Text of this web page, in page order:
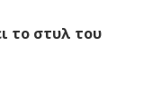
το στυλ του